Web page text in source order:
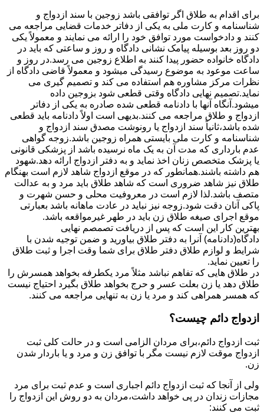
برای اقدام به طلاق اگر توافقی باشد زوجین با سند ازدواج و
شناسنامه و کارت ملی به یکی از دفاتر خدمات قضایی مراجعه می
کنند و دادخواست مورد توافق خود را ارائه می نمایند و معمولاً یکی
دو روز بعد بوسیله پیامک نشانی دادگاه و روز و ساعتی که باید در
دادگاه خانواده حضور پیدا کنند به اطلاع زوجین می رسد.در روز و
ساعت موعود به موضوع رسیدگی میشود و معمولاً قاضی دادگاه از
نظرات مرکز مشاوره هم استفاده می کند و تصمیم گیری می
نماید.تصمیم نهایی دادگاه وقتی قطعی شود بزوجین داده
میشود.آنگاه آنها با دادنامه قطعی شده صادره به یکی از دفاتر
ازدواج و طلاق مراجعه می کنند.بدیهی است اولاً دادنامه باید قطعی
شده باشد،ثانیاً سند ازدواج یا رونوشت مصدق سند ازدواج و
شناسنامه و کارت ملی بایستی همراه زوجین باشد.زوجه گواهی
عدم بارداری که مدت آن به یک ماه نرسیده باشد از پزشکی قانونی
یا پزشک متخصص زنان اخذ نماید و به دفتر ازدواج ارائه دهد.شهود
هم داشته باشند.همانطور که در موقع ازدواج شاهد لازم است بهنگام
طلاق نیز شاهد ضروری است که شاهد طلاق باید مرد و به عدالت
متصف باشد.لذا لازم است در معروفیت محلی و حسن شهرت و
پاکی آنان دقت شود.زوجه نیز نباید در عادت ماهانه باشد بعبارتی
موقع اجرای صیغه طلاق زن باید در طهر غیرمواقعه باشد.
بهترین کار این است که پس از دریافت تصمصم نهایی
دادگاه(دادنامه) آنرا به دفتر طلاق بیاورید و ضمن توجیه شدن با
شرایط و لوازم طلاق دفتر طلاق برای شما وقت اجرا و ثبت طلاق
را تعیین نماید.
در طلاق هایی که تفاهم نباشد مثلاً مرد یکطرفه بخواهد همسرش را
طلاق دهد یا زن بعلت عسر و حرج بخواهد طلاق بگیرد احتیاج نیست
که همسر همراهی کند و مرد یا زن به تنهایی مراجعه می کنند.
ازدواج دائم چیست؟
ثبت ازدواج دائم،برای مردان الزامی است و در حالت کلی ثبت
ازدواج موقت لازم نیست مگر با توافق زن و مرد و یا باردار شدن
زن.
ولی از آنجا که ثبت ازدواج دائم اجباری است و عدم ثبت برای مرد
مجازات زندان در پی خواهد داشت،مردان به دو روش این ازدواج را
ثبت می کنند: